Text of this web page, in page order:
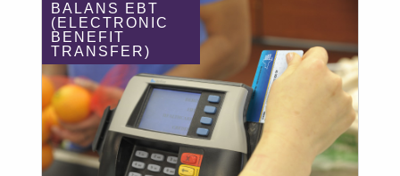
BALANS EBT
(ELECTRONIC
BENEFIT
TRANSFER)